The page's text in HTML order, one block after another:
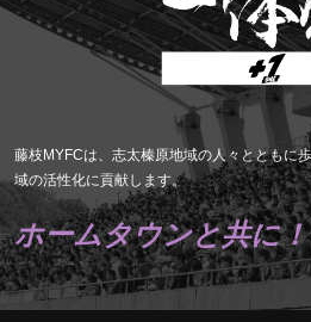
藤枝MYFCは、志太榛原地域の人々とともに
域の活性化に貢献します。
ホームタウンと共に！